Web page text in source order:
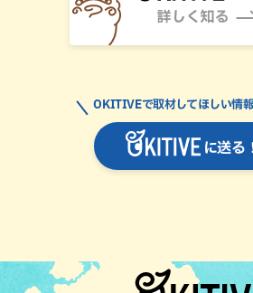
に送る
OKITIVEで取材してほしい情